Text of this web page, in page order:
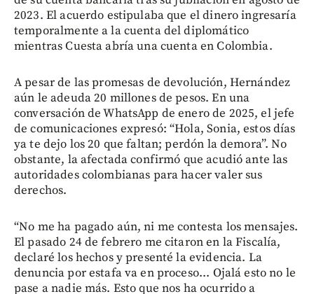
2023. El acuerdo estipulaba que el dinero ingresaría
temporalmente a la cuenta del diplomático
mientras Cuesta abría una cuenta en Colombia.
A pesar de las promesas de devolución, Hernández
aún le adeuda 20 millones de pesos. En una
conversación de WhatsApp de enero de 2025, el jefe
de comunicaciones expresó: “Hola, Sonia, estos días
ya te dejo los 20 que faltan; perdón la demora”. No
obstante, la afectada confirmó que acudió ante las
autoridades colombianas para hacer valer sus
derechos.
“No me ha pagado aún, ni me contesta los mensajes.
El pasado 24 de febrero me citaron en la Fiscalía,
declaré los hechos y presenté la evidencia. La
denuncia por estafa va en proceso... Ojalá esto no le
pase a nadie más. Esto que nos ha ocurrido a